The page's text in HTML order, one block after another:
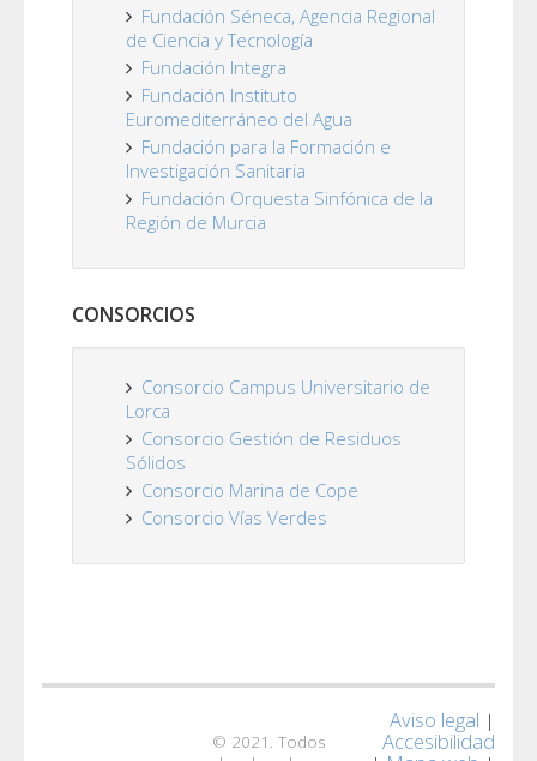
Fundación Séneca, Agencia Regional
de Ciencia y Tecnología
Fundación Integra
Fundación Instituto
Euromediterráneo del Agua
Fundación para la Formación e
Investigación Sanitaria
Fundación Orquesta Sinfónica de la
Región de Murcia
CONSORCIOS
Consorcio Campus Universitario de
Lorca
Consorcio Gestión de Residuos
Sólidos
Consorcio Marina de Cope
Consorcio Vías Verdes
© 2021. Todos
Aviso legal |
Accesibilidad